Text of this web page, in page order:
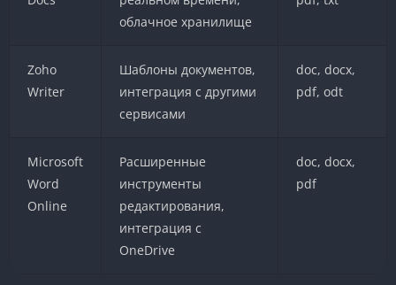
облачное хранилище
Zoho
Writer
Шаблоны документов,
интеграция с другими
сервисами
doc, docx,
pdf, odt
Microsoft
Word
Online
Расширенные
инструменты
редактирования,
интеграция с
OneDrive
doc, docx,
pdf